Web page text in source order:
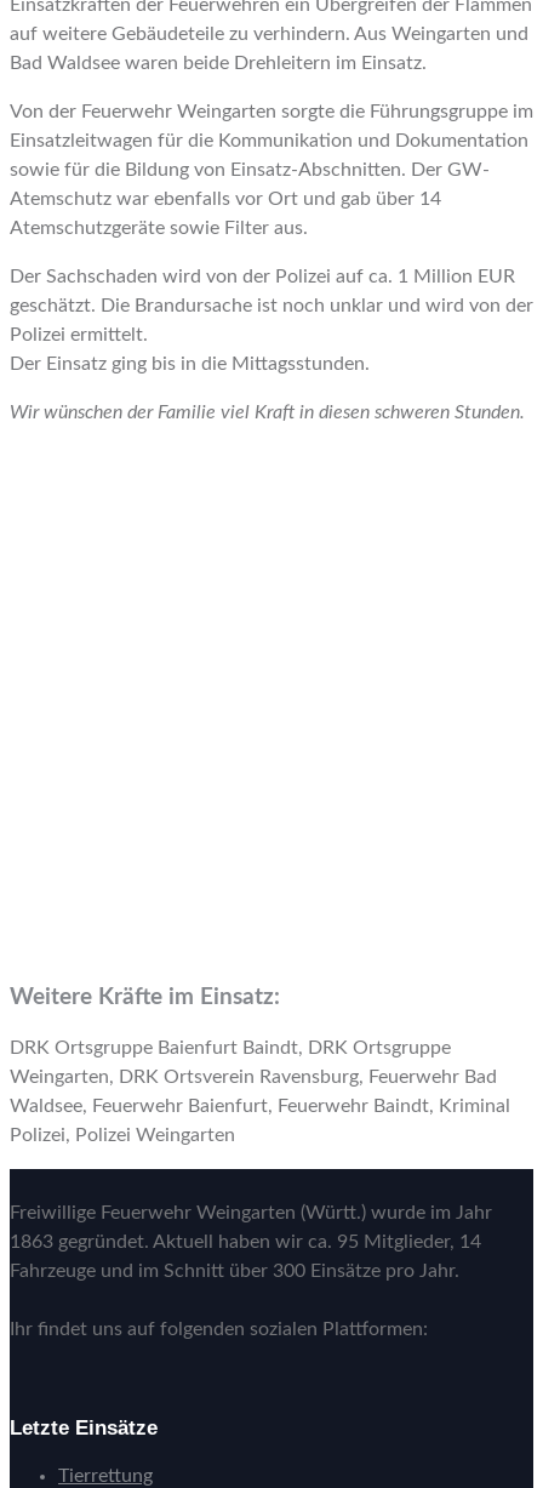
Einsatzkräften der Feuerwehren ein Übergreifen der Flammen
auf weitere Gebäudeteile zu verhindern. Aus Weingarten und
Bad Waldsee waren beide Drehleitern im Einsatz.
Von der Feuerwehr Weingarten sorgte die Führungsgruppe im
Einsatzleitwagen für die Kommunikation und Dokumentation
sowie für die Bildung von Einsatz-Abschnitten. Der GW-
Atemschutz war ebenfalls vor Ort und gab über 14
Atemschutzgeräte sowie Filter aus.
Der Sachschaden wird von der Polizei auf ca. 1 Million EUR
geschätzt. Die Brandursache ist noch unklar und wird von der
Polizei ermittelt.
Der Einsatz ging bis in die Mittagsstunden.
Wir wünschen der Familie viel Kraft in diesen schweren Stunden.
Weitere Kräfte im Einsatz:
DRK Ortsgruppe Baienfurt Baindt, DRK Ortsgruppe
Weingarten, DRK Ortsverein Ravensburg, Feuerwehr Bad
Waldsee, Feuerwehr Baienfurt, Feuerwehr Baindt, Kriminal
Polizei, Polizei Weingarten
Freiwillige Feuerwehr Weingarten (Württ.) wurde im Jahr
1863 gegründet. Aktuell haben wir ca. 95 Mitglieder, 14
Fahrzeuge und im Schnitt über 300 Einsätze pro Jahr.
Ihr findet uns auf folgenden sozialen Plattformen:
Letzte Einsätze
Tierrettung